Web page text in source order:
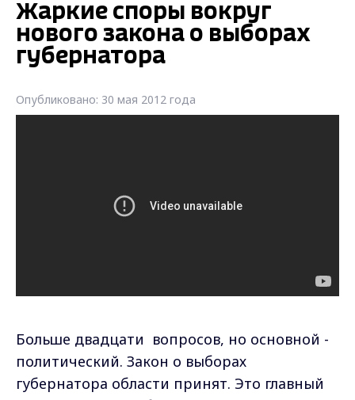
Жаркие споры вокруг
нового закона о выборах
губернатора
Опубликовано: 30 мая 2012 года
Больше двадцати вопросов, но основной -
политический. Закон о выборах
губернатора области принят. Это главный